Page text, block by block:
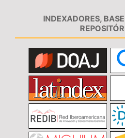
INDEXADORES,